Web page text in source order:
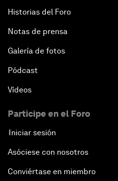
Historias del Foro
Notas de prensa
Galería de fotos
Pódcast
Vídeos
Participe en el Foro
Iniciar sesión
Asóciese con nosotros
Conviértase en miembro